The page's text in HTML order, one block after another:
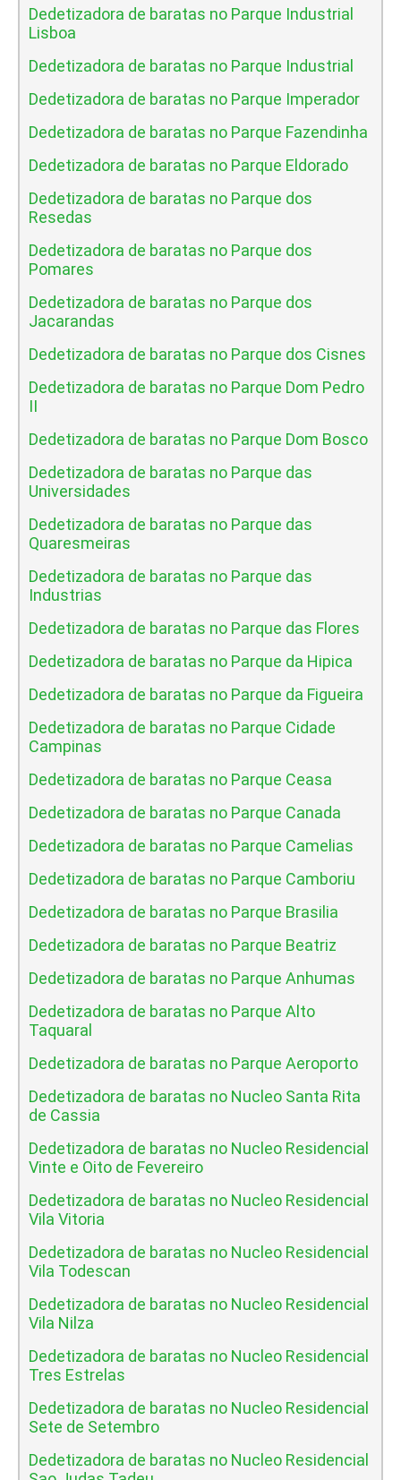
Dedetizadora de baratas no Parque Industrial
Lisboa
Dedetizadora de baratas no Parque Industrial
Dedetizadora de baratas no Parque Imperador
Dedetizadora de baratas no Parque Fazendinha
Dedetizadora de baratas no Parque Eldorado
Dedetizadora de baratas no Parque dos
Resedas
Dedetizadora de baratas no Parque dos
Pomares
Dedetizadora de baratas no Parque dos
Jacarandas
Dedetizadora de baratas no Parque dos Cisnes
Dedetizadora de baratas no Parque Dom Pedro
II
Dedetizadora de baratas no Parque Dom Bosco
Dedetizadora de baratas no Parque das
Universidades
Dedetizadora de baratas no Parque das
Quaresmeiras
Dedetizadora de baratas no Parque das
Industrias
Dedetizadora de baratas no Parque das Flores
Dedetizadora de baratas no Parque da Hipica
Dedetizadora de baratas no Parque da Figueira
Dedetizadora de baratas no Parque Cidade
Campinas
Dedetizadora de baratas no Parque Ceasa
Dedetizadora de baratas no Parque Canada
Dedetizadora de baratas no Parque Camelias
Dedetizadora de baratas no Parque Camboriu
Dedetizadora de baratas no Parque Brasilia
Dedetizadora de baratas no Parque Beatriz
Dedetizadora de baratas no Parque Anhumas
Dedetizadora de baratas no Parque Alto
Taquaral
Dedetizadora de baratas no Parque Aeroporto
Dedetizadora de baratas no Nucleo Santa Rita
de Cassia
Dedetizadora de baratas no Nucleo Residencial
Vinte e Oito de Fevereiro
Dedetizadora de baratas no Nucleo Residencial
Vila Vitoria
Dedetizadora de baratas no Nucleo Residencial
Vila Todescan
Dedetizadora de baratas no Nucleo Residencial
Vila Nilza
Dedetizadora de baratas no Nucleo Residencial
Tres Estrelas
Dedetizadora de baratas no Nucleo Residencial
Sete de Setembro
Dedetizadora de baratas no Nucleo Residencial